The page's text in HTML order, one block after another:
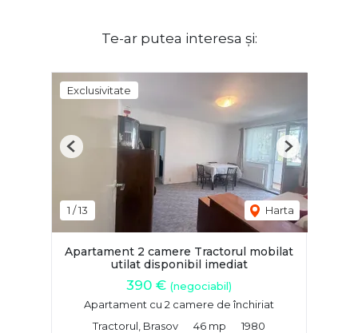
Te-ar putea interesa și:
Exclusivitate
1 /13 Harta
Previous Next
Apartament 2 camere Tractorul mobilat
utilat disponibil imediat
390 € (negociabil)
Apartament cu 2 camere de închiriat
Tractorul, Brasov
46 mp 1980